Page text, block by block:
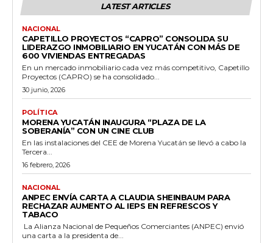
LATEST ARTICLES
NACIONAL
CAPETILLO PROYECTOS “CAPRO” CONSOLIDA SU
LIDERAZGO INMOBILIARIO EN YUCATÁN CON MÁS DE
600 VIVIENDAS ENTREGADAS
En un mercado inmobiliario cada vez más competitivo, Capetillo
Proyectos (CAPRO) se ha consolidado...
30 junio, 2026
POLÍTICA
MORENA YUCATÁN INAUGURA “PLAZA DE LA
SOBERANÍA” CON UN CINE CLUB
En las instalaciones del CEE de Morena Yucatán se llevó a cabo la
Tercera...
16 febrero, 2026
NACIONAL
ANPEC ENVÍA CARTA A CLAUDIA SHEINBAUM PARA
RECHAZAR AUMENTO AL IEPS EN REFRESCOS Y
TABACO
La Alianza Nacional de Pequeños Comerciantes (ANPEC) envió
una carta a la presidenta de...